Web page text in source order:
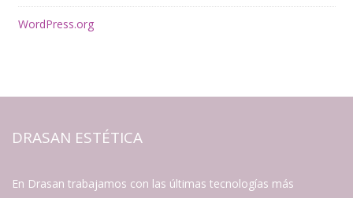
WordPress.org
DRASAN ESTÉTICA
En Drasan trabajamos con las últimas tecnologías más